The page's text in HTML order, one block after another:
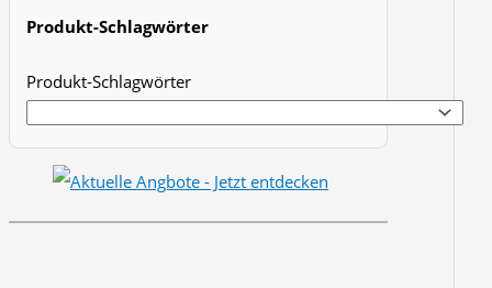
Produkt-Schlagwörter
Produkt-Schlagwörter